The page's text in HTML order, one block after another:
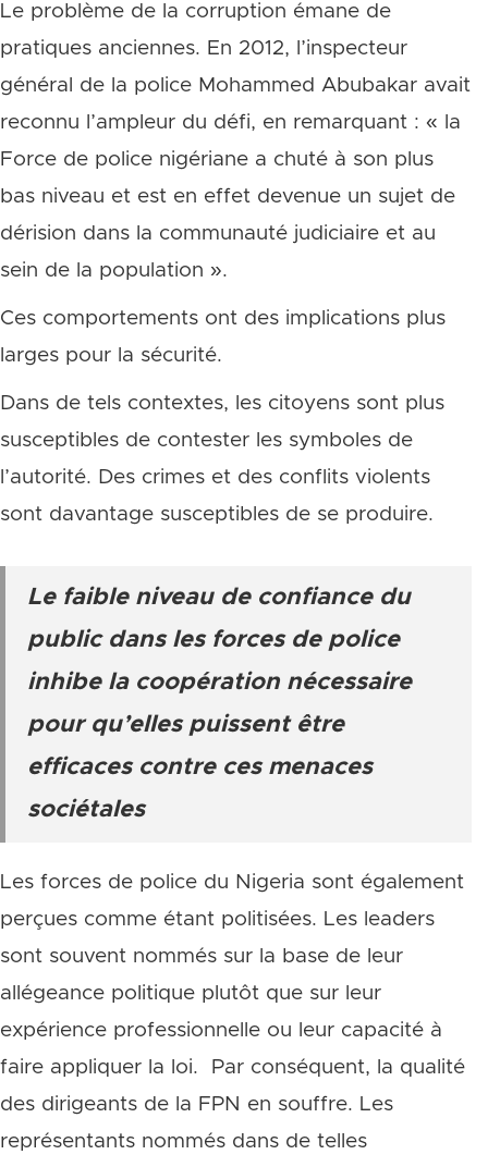
Le problème de la corruption émane de
pratiques anciennes. En 2012, l’inspecteur
général de la police Mohammed Abubakar avait
reconnu l’ampleur du défi, en remarquant : « la
Force de police nigériane a chuté à son plus
bas niveau et est en effet devenue un sujet de
dérision dans la communauté judiciaire et au
sein de la population ».
Ces comportements ont des implications plus
larges pour la sécurité.
Dans de tels contextes, les citoyens sont plus
susceptibles de contester les symboles de
l’autorité. Des crimes et des conflits violents
sont davantage susceptibles de se produire.
Le faible niveau de confiance du
public dans les forces de police
inhibe la coopération nécessaire
pour qu’elles puissent être
efficaces contre ces menaces
sociétales
Les forces de police du Nigeria sont également
perçues comme étant politisées. Les leaders
sont souvent nommés sur la base de leur
allégeance politique plutôt que sur leur
expérience professionnelle ou leur capacité à
faire appliquer la loi. Par conséquent, la qualité
des dirigeants de la FPN en souffre. Les
représentants nommés dans de telles